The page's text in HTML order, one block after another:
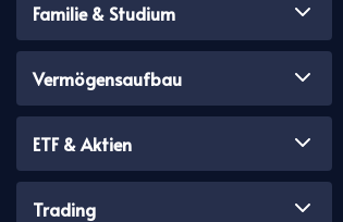
Familie & Studium
Vermögensaufbau
ETF & Aktien
Trading